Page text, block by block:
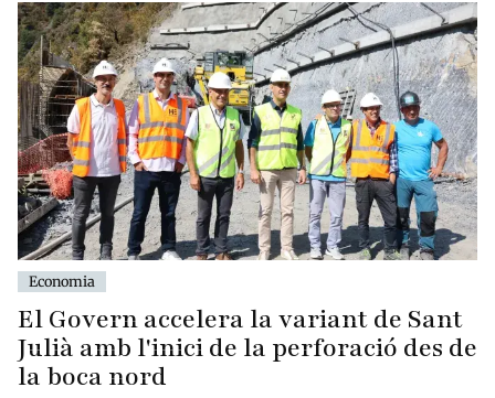
Economia
El Govern accelera la variant de Sant
Julià amb l'inici de la perforació des de
la boca nord